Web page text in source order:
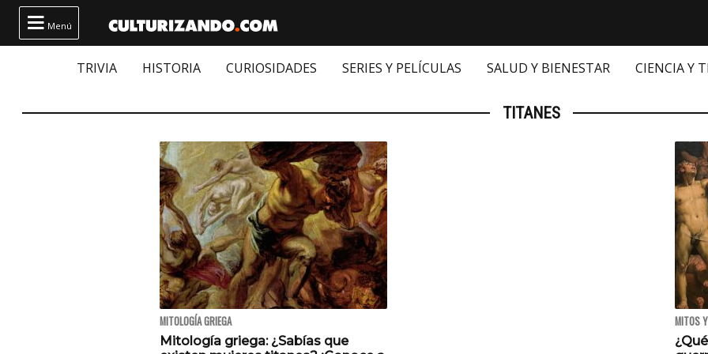
 Menú
TRIVIA HISTORIA CURIOSIDADES SERIES Y PELÍCULAS SALUD Y BIENESTAR CIENCIA Y
TITANES
MITOLOGÍA GRIEGA
Mitología griega: ¿Sabías que
MITOS